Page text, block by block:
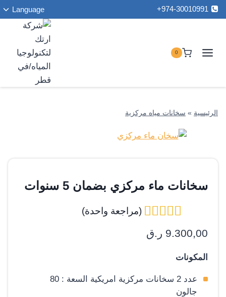
التجاوز
إلى
974-30010991+
Language
0
الرئيسية » سخانات مياه مركزية
سخانات ماء مركزي بضمان 5 سنوات
تم التقييم بـ
5.00
من 5
بناءً على
واحد
(مراجعة واحدة)
9.300,00 ر.ق
المكونات
عدد 2 سخانات مركزية امريكية السعة : 80
جالون